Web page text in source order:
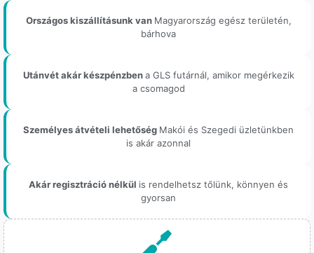
Országos kiszállításunk van Magyarország egész területén,
bárhova
Utánvét akár készpénzbena GLS futárnál, amikor megérkezik
a csomagod
Személyes átvételi lehetőség Makói és Szegedi üzletünkben
is akár azonnal
Akár regisztráció nélkül is rendelhetsz tőlünk, könnyen és
gyorsan